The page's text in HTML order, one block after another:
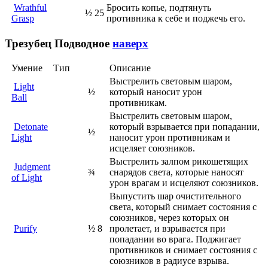
Wrathful
Grasp
½ 25
Бросить копье, подтянуть
противника к себе и поджечь его.
Трезубец Подводное наверх
Умение Тип
Описание
Light
Ball
½
Выстрелить световым шаром,
который наносит урон
противникам.
Detonate
Light
½
Выстрелить световым шаром,
который взрывается при попадании,
наносит урон противникам и
исцеляет союзников.
Judgment
of Light
¾
Выстрелить залпом рикошетящих
снарядов света, которые наносят
урон врагам и исцеляют союзников.
Purify ½ 8
Выпустить шар очистительного
света, который снимает состояния с
союзников, через которых он
пролетает, и взрывается при
попадании во врага. Поджигает
противников и снимает состояния с
союзников в радиусе взрыва.